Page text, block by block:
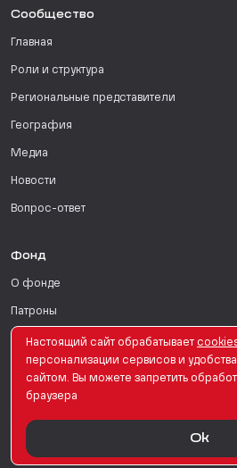
Сообщество
Главная
Роли и структура
Региональные представители
География
Медиа
Новости
Вопрос-ответ
Фонд
О фонде
Патроны
Поддержать
Для СМИ
© PRO Женщин. Все права защищены.
Настоящий сайт обрабатывает
персонализации сервисов и
сайтом. Вы можете запретить
браузера
Ok